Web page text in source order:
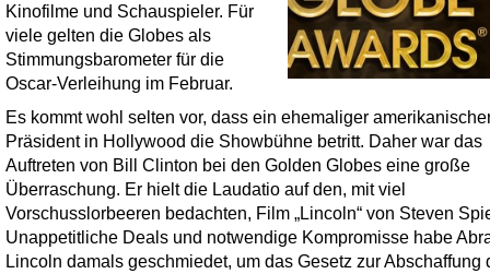
Kinofilme und Schauspieler. Für
viele gelten die Globes als
Stimmungsbarometer für die
Oscar-Verleihung im Februar.
Es kommt wohl selten vor, dass ein ehemaliger
Präsident in Hollywood die Showbühne betritt. Daher war das
Auftreten von Bill Clinton bei den Golden Globes eine große
Überraschung. Er hielt die Laudatio auf den, mit viel
Vorschusslorbeeren bedachten, Film „Lincoln“ von Steven
Unappetitliche Deals und notwendige Kompromisse habe
Lincoln damals geschmiedet, um das Gesetz zur Abschaffung